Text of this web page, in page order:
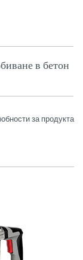
в бетон
за продукта